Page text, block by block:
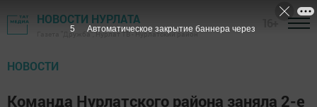
НОВОСТИ НУРЛАТА
Газета "Дружба", Нурлат ТВ - Нурлатский район
НОВОСТИ
Команда Нурлатского района заняла 2-е
3 Автоматическое закрытие баннера через